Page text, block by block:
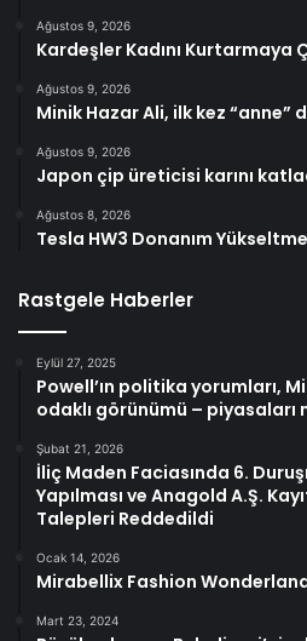
Ağustos 9, 2026
Kardeşler Kadını Kurtarmaya
Ağustos 9, 2026
Minik Hazar Ali, ilk kez “anne”
Ağustos 9, 2026
Japon çip üreticisi karını
Ağustos 8, 2026
Tesla HW3 Donanım
Rastgele Haberler
Eylül 27, 2025
Powell’ın politika yorumları,
odaklı görünümü –
Şubat 21, 2026
İliç Maden Faciasında 6.
Yapılması ve Anagold A.Ş.
Talepleri Reddedildi
Ocak 14, 2026
Mirabellix Fashion
Mart 23, 2024